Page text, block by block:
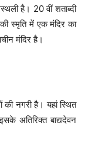
है। 20 वीं शताब्दी
स्मृति में एक मंदिर का
मंदिर है।
की नगरी है। यहां स्थित
अतिरिक्त बाद्यदेवन